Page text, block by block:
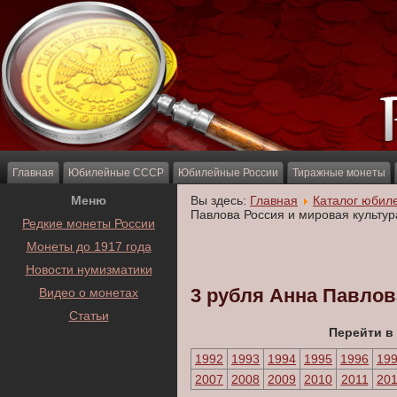
Главная Юбилейные СССР Юбилейные России Тиражные монеты
Меню
Редкие монеты России
Монеты до 1917 года
Новости нумизматики
Видео о монетах
Статьи
Вы здесь: Главная
Каталог
Павлова Россия и мировая
3 рубля Анна
Перейти в
1992
1993 1994 1995 1996
2007
2008 2009 2010 2011